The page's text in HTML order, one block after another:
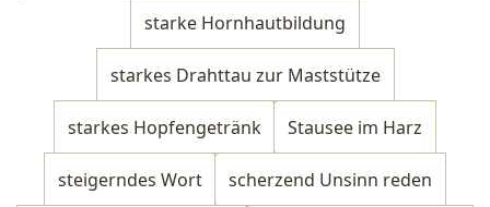
starke Hornhautbildung
starkes Drahttau zur Maststütze
starkes Hopfengetränk Stausee im Harz
steigerndes Wort scherzend Unsinn reden